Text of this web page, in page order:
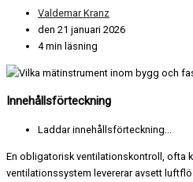
Valdemar Kranz
den 21 januari 2026
4 min läsning
Innehållsförteckning
Laddar innehållsförteckning...
En obligatorisk ventilationskontroll, ofta
ventilationssystem levererar avsett